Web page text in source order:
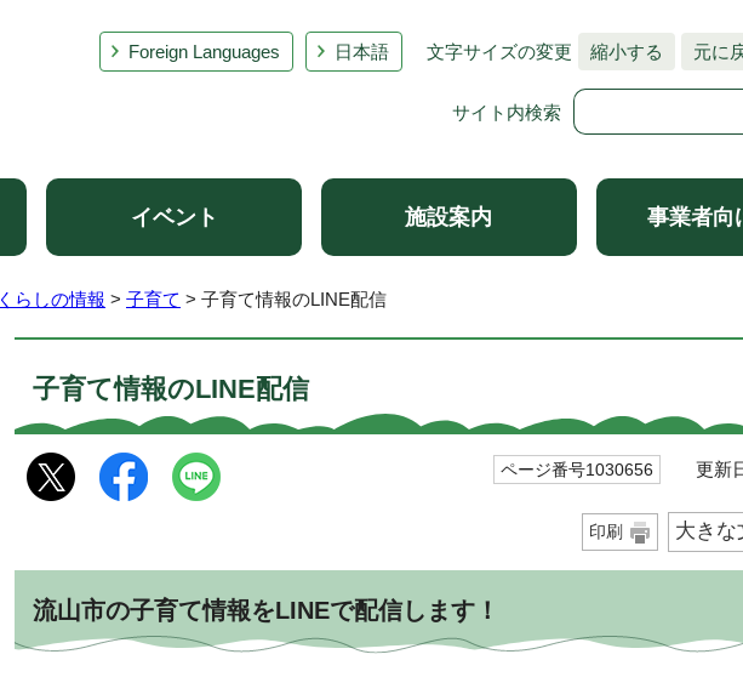
Foreign Languages 日本語 文字サイズの変更 縮小する 元に
サイト内検索
イベント 施設案内 事業者向
くらしの情報 > 子育て > 子育て情報のLINE配信
子育て情報のLINE配信
ページ番号1030656 更新
印刷 大きな
流山市の子育て情報をLINEで配信します！